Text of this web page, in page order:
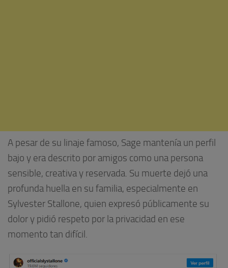
A pesar de su linaje famoso, Sage mantenía un perfil
bajo y era descrito por amigos como una persona
sensible, creativa y reservada. Su muerte dejó una
profunda huella en su familia, especialmente en
Sylvester Stallone, quien expresó públicamente su
dolor y pidió respeto por la privacidad en ese
momento tan difícil.